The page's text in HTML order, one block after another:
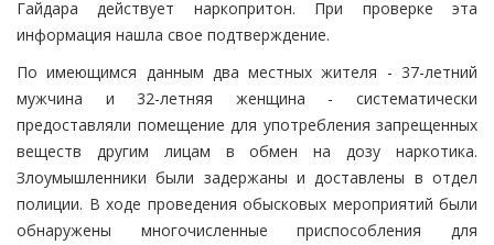
Гайдара действует наркопритон. При проверке эта
информация нашла свое подтверждение.
По имеющимся данным два местных жителя - 37-летний
мужчина и 32-летняя женщина - систематически
предоставляли помещение для употребления запрещенных
веществ другим лицам в обмен на дозу наркотика.
Злоумышленники были задержаны и доставлены в отдел
полиции. В ходе проведения обысковых мероприятий были
обнаружены многочисленные приспособления для